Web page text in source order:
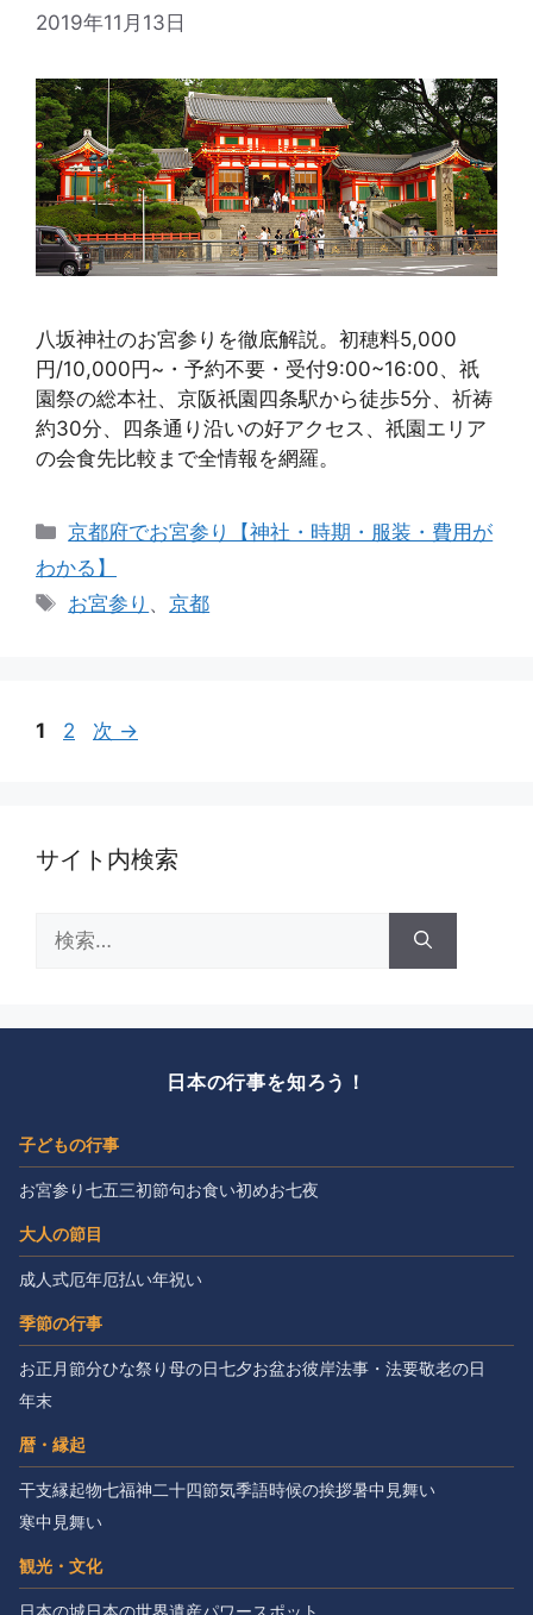
2019年11月13日
八坂神社のお宮参りを徹底解説。初穂料5,000
円/10,000円~・予約不要・受付9:00~16:00、祇
園祭の総本社、京阪祇園四条駅から徒歩5分、祈祷
約30分、四条通り沿いの好アクセス、祇園エリア
の会食先比較まで全情報を網羅。
カ
テ
リ
京都府でお宮参り【神社・時期・服装・費用が
わかる】
タ
お宮参り 、京都
ペ
1
ペ
2 次 →
サイト内検索
索:
日本の行事を知ろう！
子どもの行事
お宮参り七五三初節句お食い初めお七夜
大人の節目
成人式厄年厄払い年祝い
季節の行事
お正月節分ひな祭り母の日七夕お盆お彼岸法事・法要敬老の日
年末
暦・縁起
干支縁起物七福神二十四節気季語時候の挨拶暑中見舞い
寒中見舞い
観光・文化